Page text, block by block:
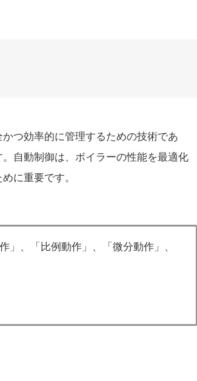
つ効率的に管理するための技術であ
自動制御は、ボイラーの性能を最適化
に重要です。
」、「比例動作」、「微分動作」、